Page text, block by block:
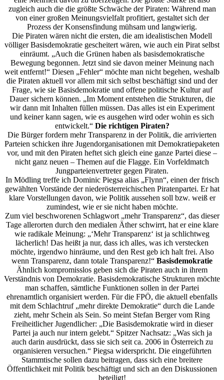
zugleich auch die die größte Schwäche der Piraten: Während man
von einer großen Meinungsvielfalt profitiert, gestaltet sich der
Prozess der Konsensfindung mühsam und langwierig.
Die Piraten wären nicht die ersten, die am idealistischen Modell
völliger Basisdemokratie gescheitert wären, wie auch ein Pirat selbst
einräumt. „Auch die Grünen haben als basisdemokratische
Bewegung begonnen. Jetzt sind sie davon meiner Meinung nach
weit entfernt!“ Diesen „Fehler“ möchte man nicht begehen, weshalb
die Piraten aktuell vor allem mit sich selbst beschäftigt sind und der
Frage, wie sie Basisdemokratie und offene politische Kultur auf
Dauer sichern können. „Im Moment entstehen die Strukturen, die
wir dann mit Inhalten füllen müssen. Das alles ist ein Experiment
und keiner kann sagen, wie es ausgehen wird oder wohin es sich
entwickelt.“ Die richtigen Piraten?
Die Bürger fordern mehr Transparenz in der Politik, die arrivierten
Parteien schicken ihre Jugendorganisationen mit Demokratiepaketen
vor, und mit den Piraten heftet sich gleich eine ganze Partei diese –
nicht ganz neuen – Themen auf die Flagge. Ein Vorfeldmatch
Jungparteienvertreter gegen Piraten.
In Mödling treffe ich Dominic Piegsa alias „Flynn“, einen der frisch
gewählten Vorstände der niederösterreichischen Piratenpartei. Er hat
klare Vorstellungen davon, wie Politik aussehen soll bzw. weiß er
zumindest, wie er sie nicht haben möchte.
Zum viel beschworenen Schlagwort „mehr Transparenz“, das dieser
Tage allerorten durch den medialen Äther schwirrt, hat er eine klare
wie radikale Meinung: „‘Mehr Transparenz‘ ist ja schlichtweg
lächerlich! Das heißt ja nur, dass ich alles, was ich verstecken
möchte, irgendwo hinräume, und den Rest geb ich halt frei. Also
wenn Transparenz, dann totale Transparenz!“ Basisdemokratie
Ähnlich kompromisslos geben sich die Piraten auch in ihrem
Verständnis von Demokratie. Basisdemokratische Strukturen möchte
man schaffen, sämtliche Funktionen sollen in der Partei
ehrenamtlich organisiert werden. Für die FPÖ, die aktuell ebenfalls
mit dem Schlachtruf „mehr direkte Demokratie“ durch die Lande
zieht, mehr Schein als Sein. So meint Stefan Berger vom Ring
Freiheitlicher Jugendlicher: „Die Basisdemokratie wird in dieser
Partei ja auch nur intern gelebt.“ Spitzer Nachsatz: „Was sich ja
auch darin ausdrückt, dass sie sich seit ca. 2006 in Österreich zu
organisieren versuchen.“ Piegsa widerspricht. Die eingeführten
Stammtische sollen dazu beitragen, dass sich eine breitere
Öffentlichkeit mit Politik beschäftigt und sich an den Diskussionen
beteiligt!